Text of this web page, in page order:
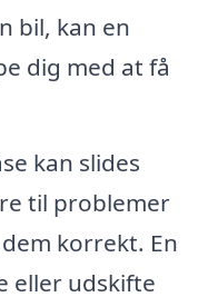
bil, kan en
dig med at få
kan slides
til problemer
korrekt. En
eller udskifte